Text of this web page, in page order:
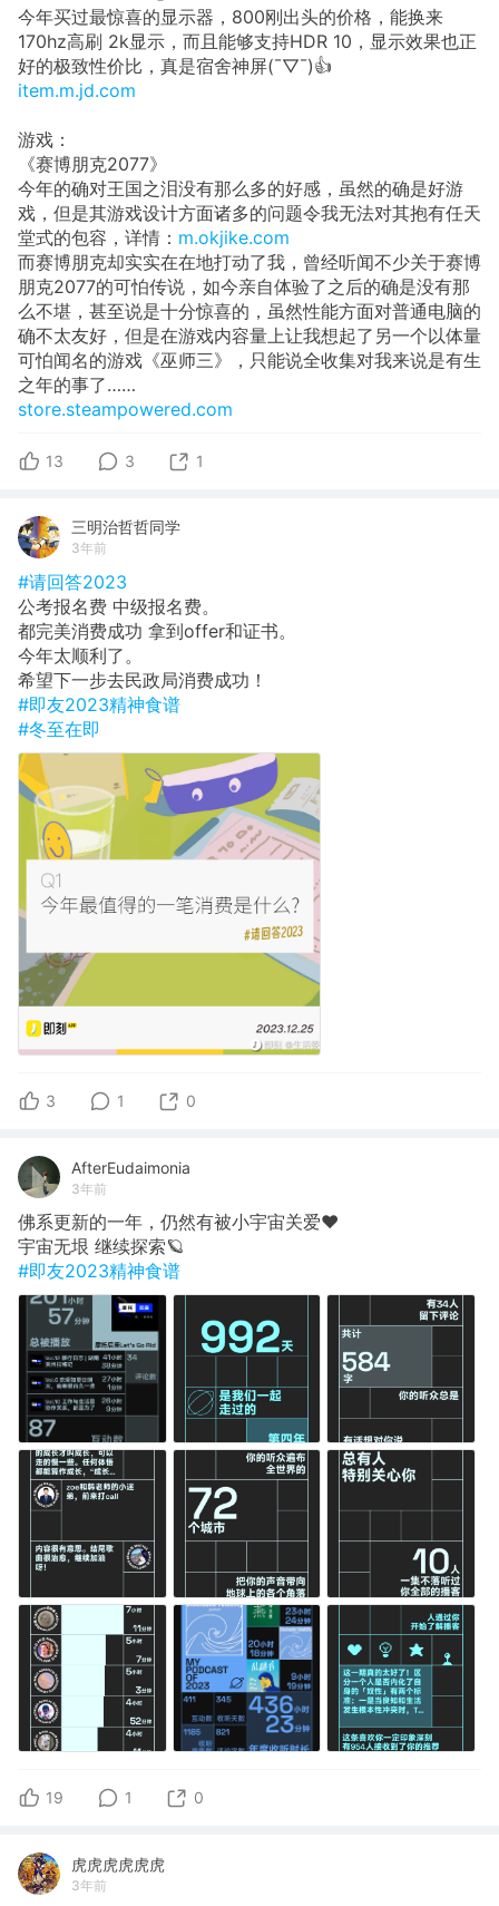
今年买过最惊喜的显示器，800刚出头的价格，能换来
170hz高刷 2k显示，而且能够支持HDR 10，显示效果也正
好的极致性价比，真是宿舍神屏(¯▽¯)👍
item.m.jd.com
游戏：
《赛博朋克2077》
今年的确对王国之泪没有那么多的好感，虽然的确是好游
戏，但是其游戏设计方面诸多的问题令我无法对其抱有任天
堂式的包容，详情： m.okjike.com
而赛博朋克却实实在在地打动了我，曾经听闻不少关于赛博
朋克2077的可怕传说，如今亲自体验了之后的确是没有那
么不堪，甚至说是十分惊喜的，虽然性能方面对普通电脑的
确不太友好，但是在游戏内容量上让我想起了另一个以体量
可怕闻名的游戏《巫师三》，只能说全收集对我来说是有生
之年的事了……
store.steampowered.com
13 3 1
三明治哲哲同学
3年前
#请回答2023
公考报名费 中级报名费。
都完美消费成功 拿到offer和证书。
今年太顺利了。
希望下一步去民政局消费成功！
#即友2023精神食谱
#冬至在即
3 1 0
AfterEudaimonia
3年前
佛系更新的一年，仍然有被小宇宙关爱❤️
宇宙无垠 继续探索🪐
#即友2023精神食谱
19 1 0
虎虎虎虎虎虎
3年前